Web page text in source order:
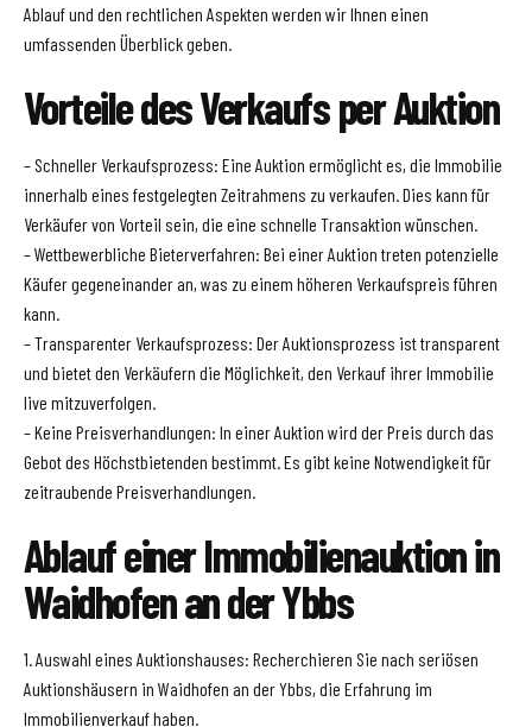
Ablauf und den rechtlichen Aspekten werden wir Ihnen einen
umfassenden Überblick geben.
Vorteile des Verkaufs per Auktion
– Schneller Verkaufsprozess: Eine Auktion ermöglicht es, die Immobilie
innerhalb eines festgelegten Zeitrahmens zu verkaufen. Dies kann für
Verkäufer von Vorteil sein, die eine schnelle Transaktion wünschen.
– Wettbewerbliche Bieterverfahren: Bei einer Auktion treten potenzielle
Käufer gegeneinander an, was zu einem höheren Verkaufspreis führen
kann.
– Transparenter Verkaufsprozess: Der Auktionsprozess ist transparent
und bietet den Verkäufern die Möglichkeit, den Verkauf ihrer Immobilie
live mitzuverfolgen.
– Keine Preisverhandlungen: In einer Auktion wird der Preis durch das
Gebot des Höchstbietenden bestimmt. Es gibt keine Notwendigkeit für
zeitraubende Preisverhandlungen.
Ablauf einer Immobilienauktion in
Waidhofen an der Ybbs
1. Auswahl eines Auktionshauses: Recherchieren Sie nach seriösen
Auktionshäusern in Waidhofen an der Ybbs, die Erfahrung im
Immobilienverkauf haben.